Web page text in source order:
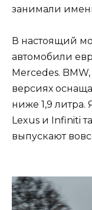
занимали
В настоящий
автомобили
Mercedes.
версиях
ниже 1,9
Lexus и Infiniti
выпускают